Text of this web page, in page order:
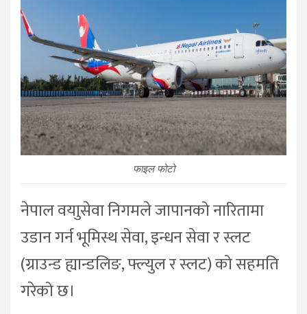
फाइल फोटो
नेपाल वयाुसेवा निगमले जापानको नारितामा
उडान गर्न भूमिस्थ सेवा, इन्धन सेवा र स्लट
(ग्राउन्ड ह्यान्डलिङ, फ्ल्युल र स्लट) को सहमति
गरेको छ।